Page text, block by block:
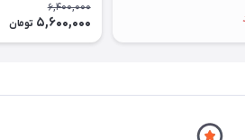
6,400,000
5,600,000 تومان